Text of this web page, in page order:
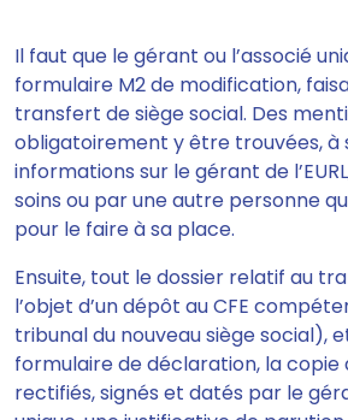
Il faut que le gérant ou l’associé
formulaire M2de modification,
transfert de siège social. Des
obligatoirement y être trouvées, à
informations sur le gérant de
soins ou par une autre personne
pour le faire à sa place.
Ensuite, tout le dossier relatif au
l’objet d’un dépôt au CFE
tribunal du nouveau siège social),
formulaire de déclaration, la copie
rectifiés, signés et datés par le